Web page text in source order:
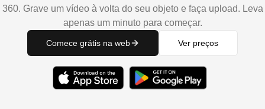
360. Grave um vídeo à volta do seu objeto e faça upload. Leva
apenas um minuto para começar.
Comece grátis na web Ver preços